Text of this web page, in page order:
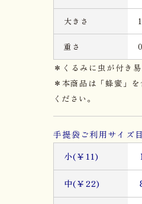
大きさ
重さ
＊くるみに虫が付き
＊本商品は「蜂蜜」
ください。
手提袋ご利用サイ
小(￥11)
中(￥22)